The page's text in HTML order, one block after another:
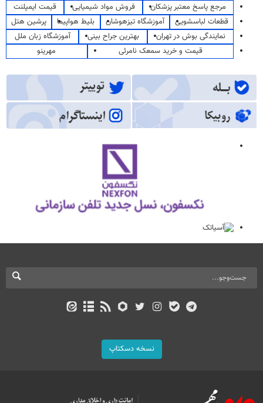
مرجع پاسخ معتبر پزشکان
فروش مواد شیمیایی
قیمت ایمپلنت
قطعات لباسشویی
آموزشگاه تیزهوشان بلیط هواپیما
پرشین هتل
نمایندگی بوش در تهران
بهترین جراح بینی
آموزشگاه زبان ملل
قیمت و خرید سمعک نامرئی
مهرینو
نسخه دسکتاپ